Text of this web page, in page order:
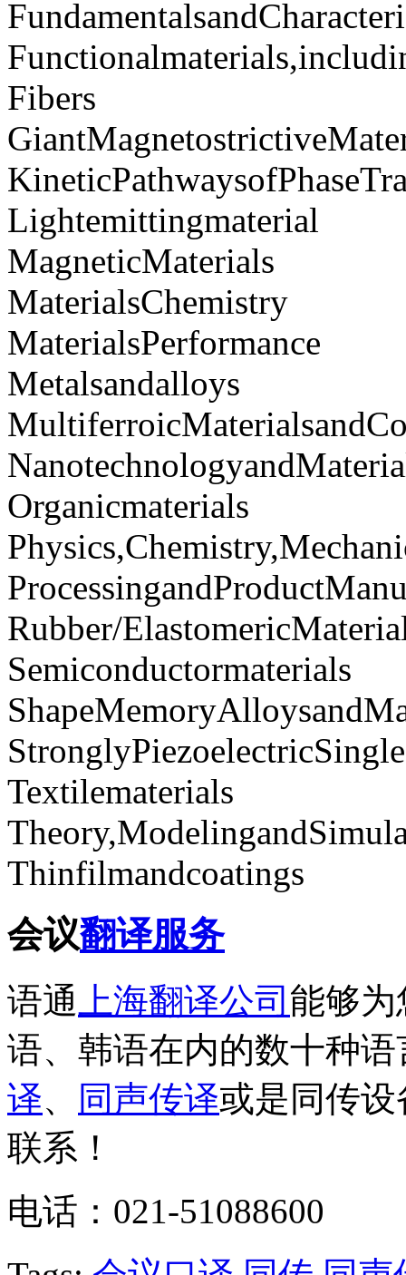
Fibers
Lightemittingmaterial
MagneticMaterials
MaterialsChemistry
MaterialsPerformance
Metalsandalloys
Organicmaterials
Rubber/
Semiconductormaterials
Textilematerials
Thinfilmandcoatings
会议翻译服务
语通 上海翻译公司 能够
语、韩语在内的数十种语
译、 同声传译或是同传
联系！
电话：021-51088600